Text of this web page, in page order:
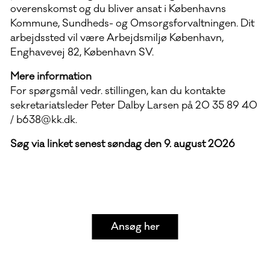
overenskomst og du bliver ansat i Københavns
Kommune, Sundheds- og Omsorgsforvaltningen. Dit
arbejdssted vil være Arbejdsmiljø København,
Enghavevej 82, København SV.
Mere information
For spørgsmål vedr. stillingen, kan du kontakte
sekretariatsleder Peter Dalby Larsen på 20 35 89 40
/ b638@kk.dk.
Søg via linket senest søndag den 9. august 2026
Ansøg her